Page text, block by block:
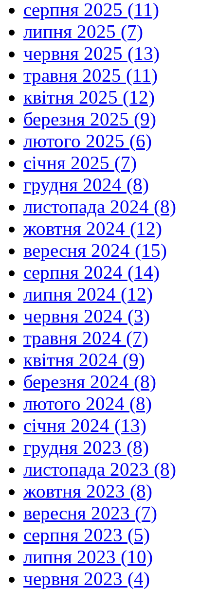
серпня 2025 (11)
липня 2025 (7)
червня 2025 (13)
травня 2025 (11)
квітня 2025 (12)
березня 2025 (9)
лютого 2025 (6)
січня 2025 (7)
грудня 2024 (8)
листопада 2024 (8)
жовтня 2024 (12)
вересня 2024 (15)
серпня 2024 (14)
липня 2024 (12)
червня 2024 (3)
травня 2024 (7)
квітня 2024 (9)
березня 2024 (8)
лютого 2024 (8)
січня 2024 (13)
грудня 2023 (8)
листопада 2023 (8)
жовтня 2023 (8)
вересня 2023 (7)
серпня 2023 (5)
липня 2023 (10)
червня 2023 (4)